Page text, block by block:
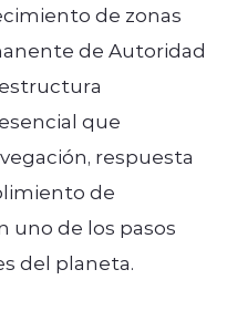
de zonas
de Autoridad
que
respuesta
de
uno de los pasos
del planeta.